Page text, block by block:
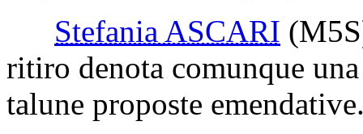
Stefania ASCARI
ritiro denota comunque
talune proposte